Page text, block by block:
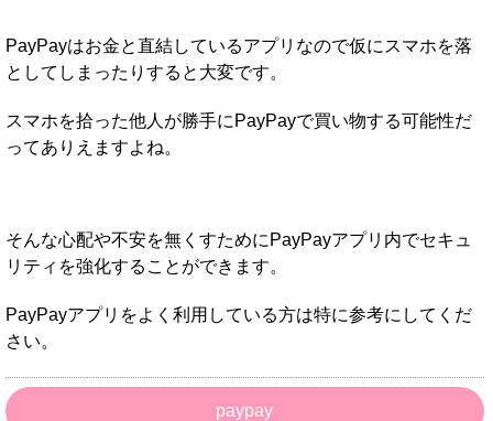
PayPayはお金と直結しているアプリなので仮にスマホを落
としてしまったりすると大変です。
スマホを拾った他人が勝手にPayPayで買い物する可能性だ
ってありえますよね。
そんな心配や不安を無くすためにPayPayアプリ内でセキュ
リティを強化することができます。
PayPayアプリをよく利用している方は特に参考にしてくだ
さい。
paypay